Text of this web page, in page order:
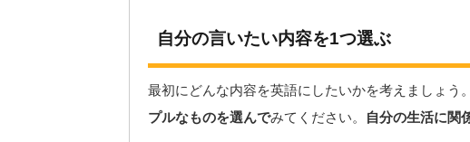
自分の言いたい内容を1つ選ぶ
最初にどんな内容を英語にしたいかを考えましょう
プルなものを選んでみてください。 自分の生活に関